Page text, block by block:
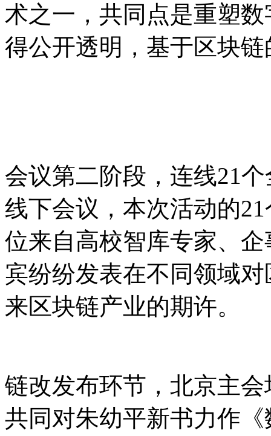
术之一，共同点是重塑
得公开透明，基于区块
会议第二阶段，连线21
线下会议，本次活动的
位来自高校智库专家、
宾纷纷发表在不同领域
来区块链产业的期许。
链改发布环节，北京主
共同对朱幼平新书力作